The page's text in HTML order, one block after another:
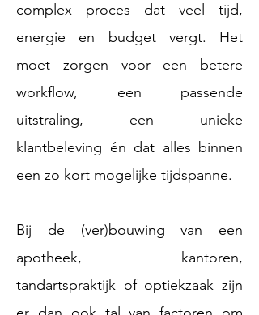
complex proces dat veel tijd,
energie en budget vergt. Het
moet zorgen voor een betere
workflow, een passende
uitstraling, een unieke
klantbeleving én dat alles binnen
een zo kort mogelijke tijdspanne.
Bij de (ver)bouwing van een
apotheek, kantoren,
tandartspraktijk of optiekzaak zijn